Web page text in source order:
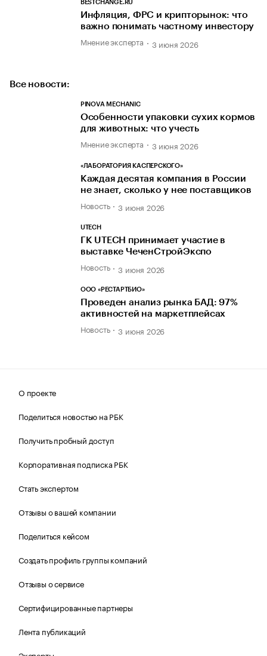
BESTCHANGE.RU
Инфляция, ФРС и крипторынок: что
важно понимать частному инвестору
Мнение эксперта 3 июня 2026
Все новости:
PINOVA MECHANIC
Особенности упаковки сухих кормов
для животных: что учесть
Мнение эксперта 3 июня 2026
«ЛАБОРАТОРИЯ КАСПЕРСКОГО»
Каждая десятая компания в России
не знает, сколько у нее поставщиков
Новость 3 июня 2026
UTECH
ГК UTECH принимает участие в
выставке ЧеченСтройЭкспо
Новость 3 июня 2026
ООО «РЕСТАРТБИО»
Проведен анализ рынка БАД: 97%
активностей на маркетплейсах
Новость 3 июня 2026
О проекте
Поделиться новостью на РБК
Получить пробный доступ
Корпоративная подписка РБК
Стать экспертом
Отзывы о вашей компании
Поделиться кейсом
Создать профиль группы компаний
Отзывы о сервисе
Сертифицированные партнеры
Лента публикаций